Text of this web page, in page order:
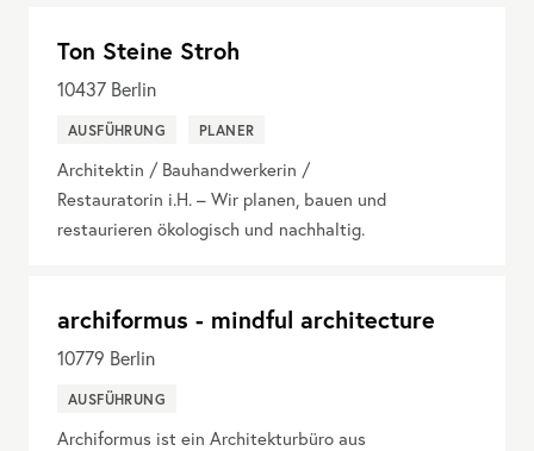
Ton Steine Stroh
10437 Berlin
AUSFÜHRUNG PLANER
Architektin / Bauhandwerkerin /
Restauratorin i.H. – Wir planen, bauen und
restaurieren ökologisch und nachhaltig.
archiformus - mindful architecture
10779 Berlin
AUSFÜHRUNG
Archiformus ist ein Architekturbüro aus